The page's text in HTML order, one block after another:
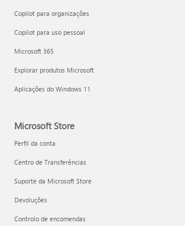
Copilot para organizações
Copilot para uso pessoal
Microsoft 365
Explorar produtos Microsoft
Aplicações do Windows 11
Microsoft Store
Perfil da conta
Centro de Transferências
Suporte da Microsoft Store
Devoluções
Controlo de encomendas